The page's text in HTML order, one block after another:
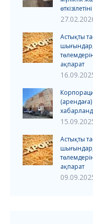
Астықты
ақпарат
Астықты
ақпарат